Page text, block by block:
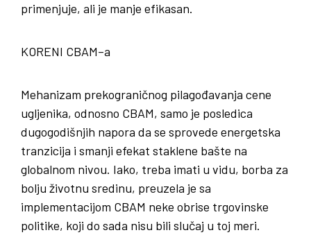
primenjuje, ali je manje efikasan.
KORENI CBAM–a
Mehanizam prekograničnog pilagođavanja cene
ugljenika, odnosno CBAM, samo je posledica
dugogodišnjih napora da se sprovede energetska
tranzicija i smanji efekat staklene bašte na
globalnom nivou. Iako, treba imati u vidu, borba za
bolju životnu sredinu, preuzela je sa
implementacijom CBAM neke obrise trgovinske
politike, koji do sada nisu bili slučaj u toj meri.